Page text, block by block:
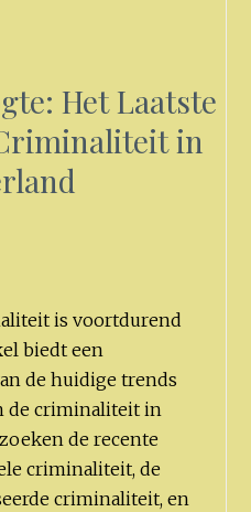
Het Laatste
in
is voortdurend
biedt een
de huidige trends
de criminaliteit in
de recente
criminaliteit, de
criminaliteit, en